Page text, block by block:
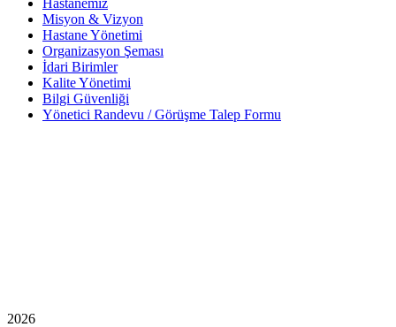
Hastanemiz
Misyon & Vizyon
Hastane Yönetimi
Organizasyon Şeması
İdari Birimler
Kalite Yönetimi
Bilgi Güvenliği
Yönetici Randevu / Görüşme Talep Formu
2026